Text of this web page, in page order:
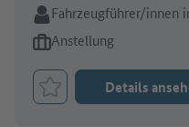
Branche:
Fahrzeugführer/innen
Art des Jobangebots:
Anstellung
Job merken
Details